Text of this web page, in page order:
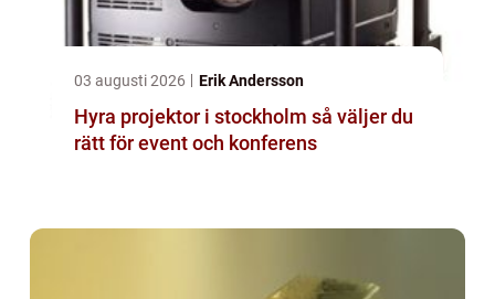
03 augusti 2026 Erik Andersson
Hyra projektor i stockholm så väljer du
rätt för event och konferens